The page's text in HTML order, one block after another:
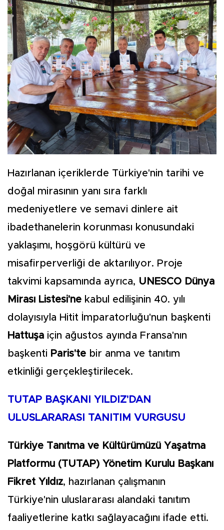
Hazırlanan içeriklerde Türkiye'nin tarihi ve
doğal mirasının yanı sıra farklı
medeniyetlere ve semavi dinlere ait
ibadethanelerin korunması konusundaki
yaklaşımı, hoşgörü kültürü ve
misafirperverliği de aktarılıyor. Proje
takvimi kapsamında ayrıca, UNESCO Dünya
Mirası Listesi'ne kabul edilişinin 40. yılı
dolayısıyla Hitit İmparatorluğu'nun başkenti
Hattuşa için ağustos ayında Fransa'nın
başkenti Paris'te bir anma ve tanıtım
etkinliği gerçekleştirilecek.
TUTAP BAŞKANI YILDIZ'DAN
ULUSLARARASI TANITIM VURGUSU
Türkiye Tanıtma ve Kültürümüzü Yaşatma
Platformu (TUTAP) Yönetim Kurulu Başkanı
Fikret Yıldız, hazırlanan çalışmanın
Türkiye'nin uluslararası alandaki tanıtım
faaliyetlerine katkı sağlayacağını ifade etti.